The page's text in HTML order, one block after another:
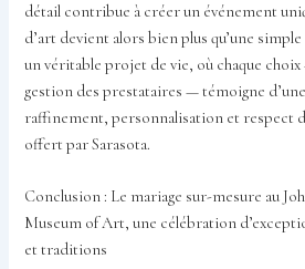
détail contribue à créer un événement
d’art devient alors bien plus qu’une
un véritable projet de vie, où chaque choix
gestion des prestataires — témoigne
raffinement, personnalisation et respect
offert par Sarasota.
Conclusion : Le mariage sur-mesure au
Museum of Art, une célébration
et traditions